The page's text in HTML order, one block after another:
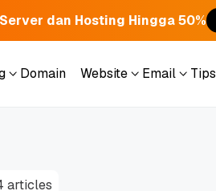
dan Hosting Hingga 50%
Domain
Website
Email
Tips
articles